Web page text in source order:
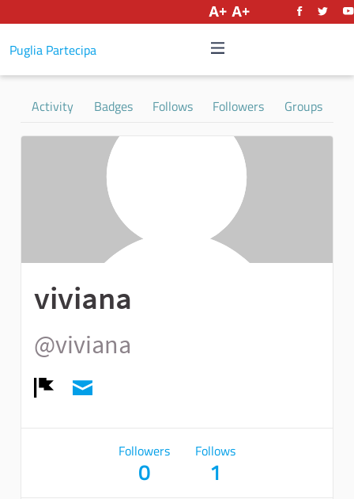
Puglia Partecipa
Activity Badges Follows Followers Groups
viviana
@viviana
Followers
0
Follows
1